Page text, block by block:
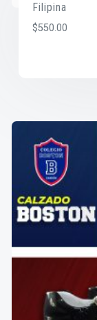
Filipina
$550.00